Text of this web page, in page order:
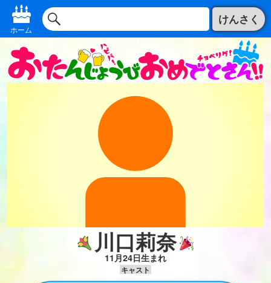
ホーム
けんさく
川口莉奈
11月24日生まれ
キャスト